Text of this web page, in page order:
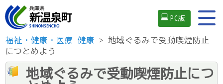
PC版
福祉・健康・医療 健康 > 地域ぐるみで受動喫煙防止
につとめよう
地域ぐるみで受動喫煙防止につ